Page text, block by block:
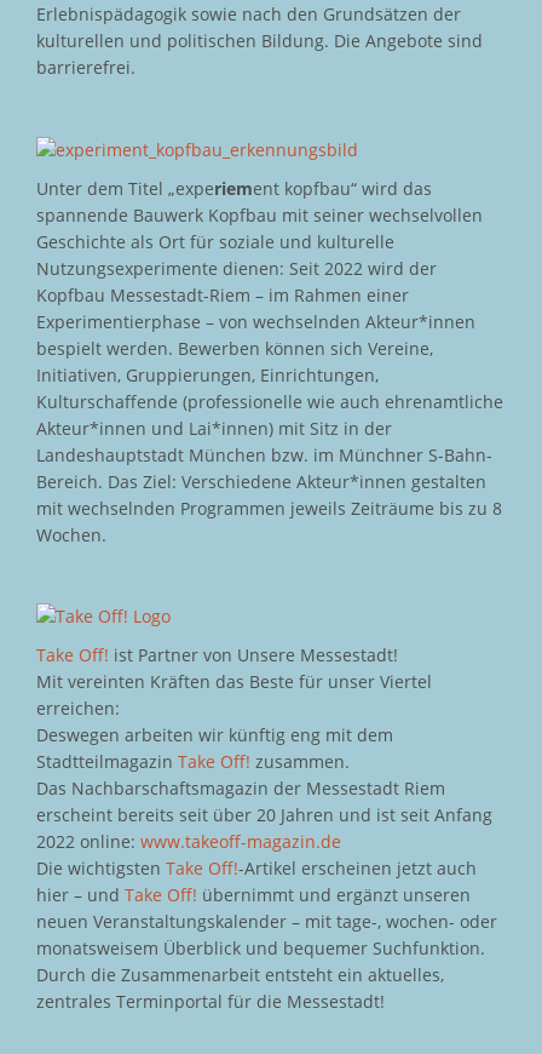
Erlebnispädagogik sowie nach den Grundsätzen der
kulturellen und politischen Bildung. Die Angebote sind
barrierefrei.
Unter dem Titel „experiement kopfbau“ wird das
spannende Bauwerk Kopfbau mit seiner wechselvollen
Geschichte als Ort für soziale und kulturelle
Nutzungsexperimente dienen: Seit 2022 wird der
Kopfbau Messestadt-Riem – im Rahmen einer
Experimentierphase – von wechselnden Akteur*innen
bespielt werden. Bewerben können sich Vereine,
Initiativen, Gruppierungen, Einrichtungen,
Kulturschaffende (professionelle wie auch ehrenamtliche
Akteur*innen und Lai*innen) mit Sitz in der
Landeshauptstadt München bzw. im Münchner S-Bahn-
Bereich. Das Ziel: Verschiedene Akteur*innen gestalten
mit wechselnden Programmen jeweils Zeiträume bis zu 8
Wochen.
Take Off! ist Partner von Unsere Messestadt!
Mit vereinten Kräften das Beste für unser Viertel
erreichen:
Deswegen arbeiten wir künftig eng mit dem
Stadtteilmagazin Take Off! zusammen.
Das Nachbarschaftsmagazin der Messestadt Riem
erscheint bereits seit über 20 Jahren und ist seit Anfang
2022 online: www.takeoff-magazin.de
Die wichtigsten Take Off!-Artikel erscheinen jetzt auch
hier – und Take Off! übernimmt und ergänzt unseren
neuen Veranstaltungskalender – mit tage-, wochen- oder
monatsweisem Überblick und bequemer Suchfunktion.
Durch die Zusammenarbeit entsteht ein aktuelles,
zentrales Terminportal für die Messestadt!